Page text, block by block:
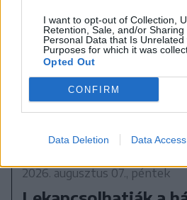
I want to opt-out of Collection,
Retention, Sale, and/or Sharing
Personal Data that Is Unrelated
Purposes for which it was
Opted Out
CONFIRM
Data Deletion Data Access
2026. augusztus 07., péntek